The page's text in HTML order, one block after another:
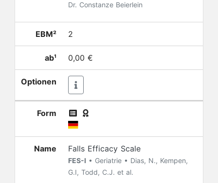
Dr. Constanze Beierlein
EBM² 2
ab¹ 0,00 €
Optionen
Form
Name Falls Efficacy Scale
FES-I • Geriatrie • Dias, N., Kempen,
G.I, Todd, C.J. et al.